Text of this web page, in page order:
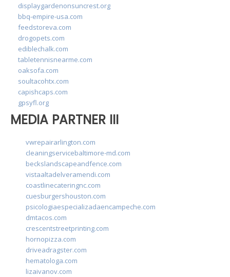
displaygardenonsuncrest.org
bbq-empire-usa.com
feedstoreva.com
drogopets.com
ediblechalk.com
tabletennisnearme.com
oaksofa.com
soultacohtx.com
capishcaps.com
gpsyfl.org
MEDIA PARTNER III
vwrepairarlington.com
cleaningservicebaltimore-md.com
beckslandscapeandfence.com
vistaaltadelveramendi.com
coastlinecateringnc.com
cuesburgershouston.com
psicologiaespecializadaencampeche.com
dmtacos.com
crescentstreetprinting.com
hornopizza.com
driveadragster.com
hematologa.com
lizaivanov.com